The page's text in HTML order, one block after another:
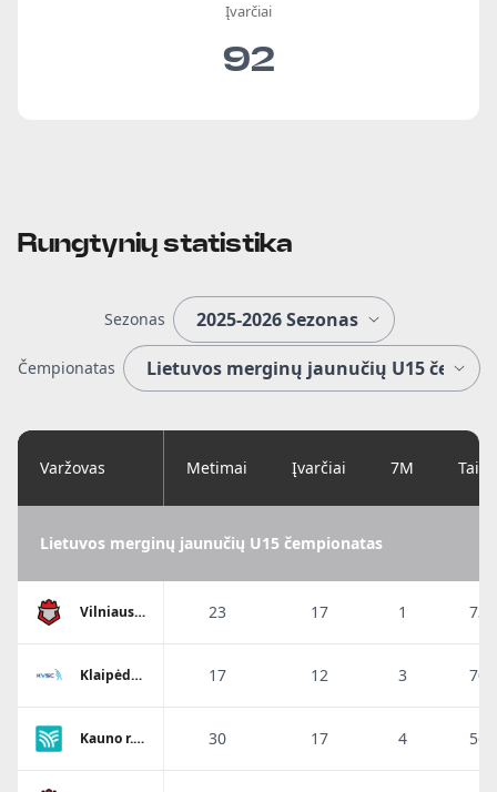
Įvarčiai
92
Rungtynių statistika
Sezonas
Čempionatas
Varžovas Metimai Įvarčiai 7M
Lietuvos merginų jaunučių U15 čempionatas
Vilniaus
Sostinės
23 17 1
Klaipėdos
SC
17 12 3
Kauno r.
30 17 4